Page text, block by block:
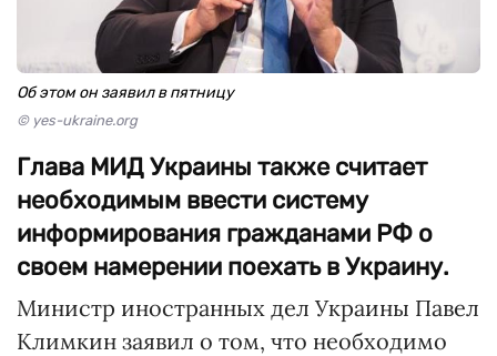
Об этом он заявил в пятницу
© yes-ukraine.org
Глава МИД Украины также считает
необходимым ввести систему
информирования гражданами РФ о
своем намерении поехать в Украину.
Министр иностранных дел Украины Павел
Климкин заявил о том, что необходимо